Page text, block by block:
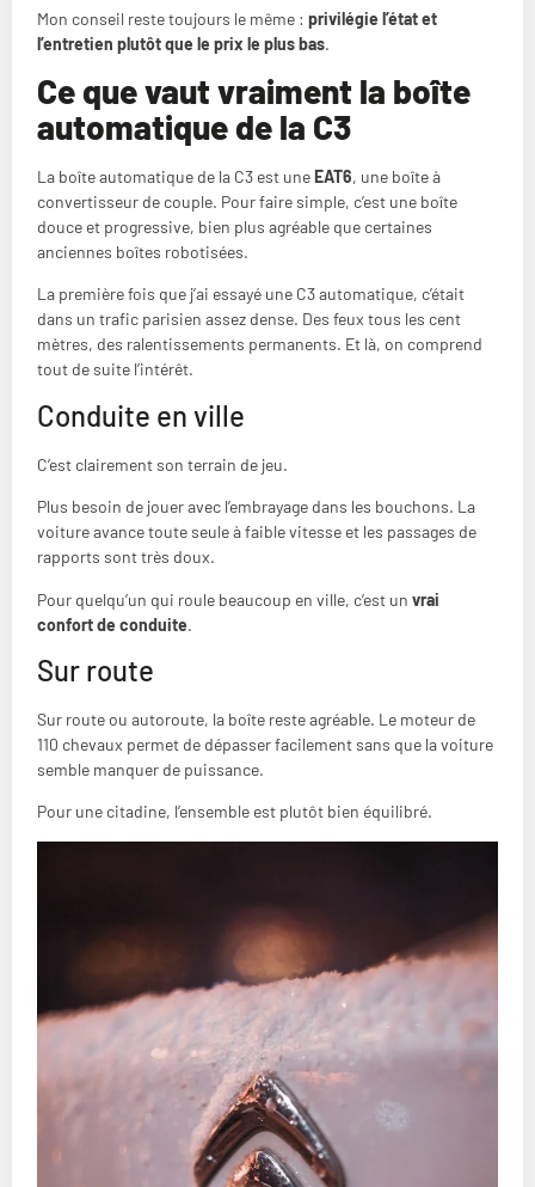
Mon conseil reste toujours le même : privilégie l’état et
l’entretien plutôt que le prix le plus bas.
Ce que vaut vraiment la boîte
automatique de la C3
La boîte automatique de la C3 est uneEAT6, une boîte à
convertisseur de couple. Pour faire simple, c’est une boîte
douce et progressive, bien plus agréable que certaines
anciennes boîtes robotisées.
La première fois que j’ai essayé une C3 automatique, c’était
dans un trafic parisien assez dense. Des feux tous les cent
mètres, des ralentissements permanents. Et là, on comprend
tout de suite l’intérêt.
Conduite en ville
C’est clairement son terrain de jeu.
Plus besoin de jouer avec l’embrayage dans les bouchons. La
voiture avance toute seule à faible vitesse et les passages de
rapports sont très doux.
Pour quelqu’un qui roule beaucoup en ville, c’est un vrai
confort de conduite.
Sur route
Sur route ou autoroute, la boîte reste agréable. Le moteur de
110 chevaux permet de dépasser facilement sans que la voiture
semble manquer de puissance.
Pour une citadine, l’ensemble est plutôt bien équilibré.